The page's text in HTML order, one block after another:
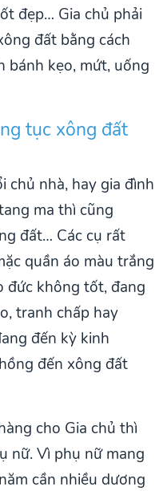
đẹp… Gia chủ phải
đất bằng cách
bánh kẹo, mứt, uống
tục xông đất
chủ nhà, hay gia đình
ma thì cũng
đất… Các cụ rất
quần áo màu trắng
đức không tốt, đang
tranh chấp hay
đến kỳ kinh
đến xông đất
cho Gia chủ thì
nữ. Vì phụ nữ mang
cần nhiều dương